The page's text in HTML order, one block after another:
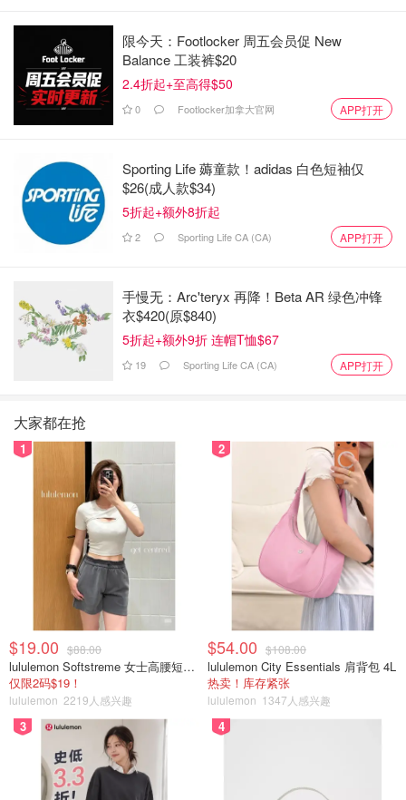
限今天：Footlocker 周五会员促 New
Balance 工装裤$20
2.4折起+至高得$50
0 Footlocker加拿大官网 APP打开
Sporting Life 薅童款！adidas 白色短袖仅
$26(成人款$34)
5折起+额外8折起
2 Sporting Life CA (CA) APP打开
手慢无：Arc'teryx 再降！Beta AR 绿色冲锋
衣$420(原$840)
5折起+额外9折 连帽T恤$67
19 Sporting Life CA (CA) APP打开
大家都在抢
1
$19.00 $88.00
lululemon Softstreme 女士高腰短裤 10cm
仅限2码$19！
lululemon 2219人感兴趣
2
$54.00 $108.00
lululemon City Essentials 肩背包 4L
热卖！库存紧张
lululemon 1347人感兴趣
3 4